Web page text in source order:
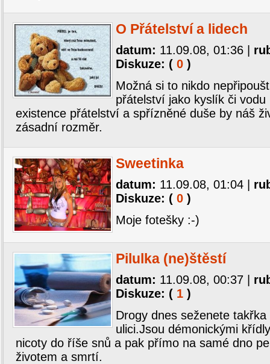
O Přátelství a lidech
datum: 11.09.08, 01:36
Diskuze: ( 0 )
Možná si to nikdo
přátelství jako kyslík či vodu
existence přátelství a spřízněné duše by náš
zásadní rozměr.
Sweetinka
datum: 11.09.08, 01:04
Diskuze: ( 0 )
Moje fotešky :-)
Pilulka (ne)štěstí
datum: 11.09.08, 00:37
Diskuze: ( 1 )
Drogy dnes seženete
ulici.Jsou démonickými
nicoty do říše snů a pak přímo na samé dno
životem a smrtí.